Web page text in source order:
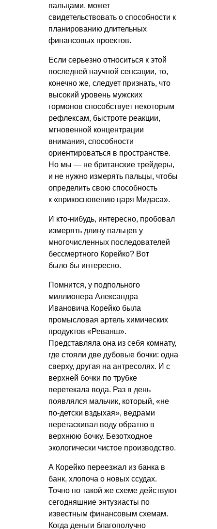
пальцами, может
свидетельствовать о способности к
планированию длительных
финансовых проектов.
Если серьезно относиться к этой
последней научной сенсации, то,
конечно же, следует признать, что
высокий уровень мужских
гормонов способствует некоторым
рефлексам, быстроте реакции,
мгновенной концентрации
внимания, способности
ориентироваться в пространстве.
Но мы — не британские трейдеры,
и не нужно измерять пальцы, чтобы
определить свою способность
к «прикосновению царя Мидаса».
И кто-нибудь, интересно, пробовал
измерять длину пальцев у
многочисленных последователей
бессмертного Корейко? Вот
было бы интересно.
Помнится, у подпольного
миллионера Александра
Ивановича Корейко была
промысловая артель химических
продуктов «Реванш».
Представляла она из себя комнату,
где стояли две дубовые бочки: одна
сверху, другая на антресолях. И с
верхней бочки по трубке
перетекала вода. Раз в день
появлялся мальчик, который, «не
по-детски вздыхая», ведрами
перетаскивал воду обратно в
верхнюю бочку. Безотходное
экологически чистое производство.
А Корейко переезжал из банка в
банк, хлопоча о новых ссудах.
Точно по такой же схеме действуют
сегодняшние энтузиасты по
известным финансовым схемам.
Когда деньги благополучно